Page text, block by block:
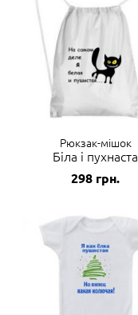
Рюкзак-мішок
Біла і пухнаста
298 грн.